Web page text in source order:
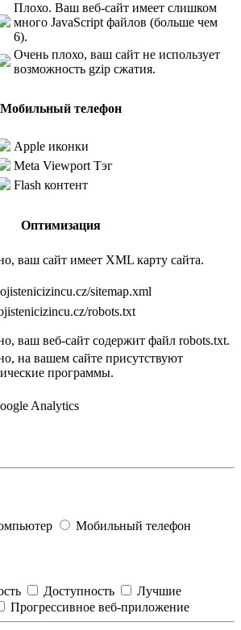
Плохо. Ваш веб-сайт имеет слишком
много JavaScript файлов (больше чем
6).
Очень плохо, ваш сайт не использует
возможность gzip сжатия.
Мобильный телефон
Apple иконки
Meta Viewport Тэг
Flash контент
Оптимизация
ваш сайт имеет XML карту сайта.
sitemap.xml
robots.txt
ваш веб-сайт содержит файл robots.txt.
на вашем сайте присутствуют
программы.
Analytics
Мобильный телефон
Доступность
Лучшие
Прогрессивное веб-приложение